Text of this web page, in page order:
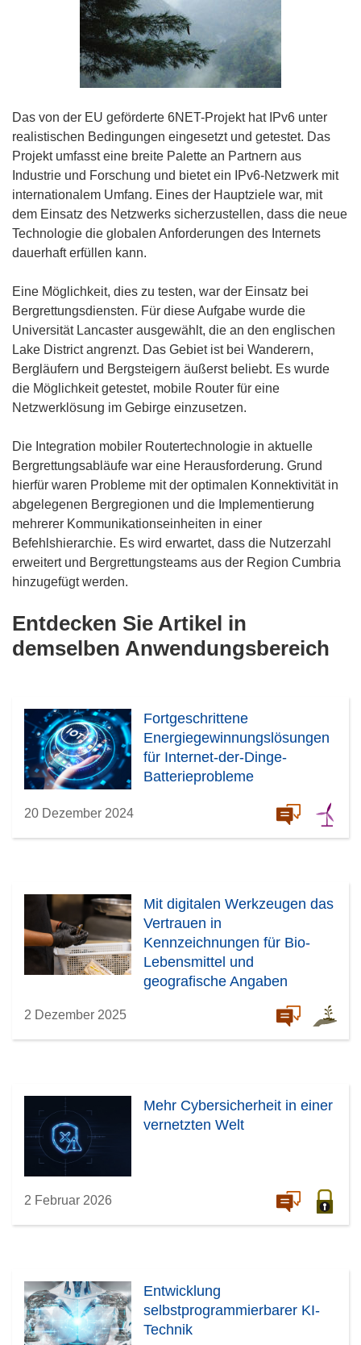
Das von der EU geförderte 6NET-Projekt hat IPv6 unter
realistischen Bedingungen eingesetzt und getestet. Das
Projekt umfasst eine breite Palette an Partnern aus
Industrie und Forschung und bietet ein IPv6-Netzwerk mit
internationalem Umfang. Eines der Hauptziele war, mit
dem Einsatz des Netzwerks sicherzustellen, dass die neue
Technologie die globalen Anforderungen des Internets
dauerhaft erfüllen kann.
Eine Möglichkeit, dies zu testen, war der Einsatz bei
Bergrettungsdiensten. Für diese Aufgabe wurde die
Universität Lancaster ausgewählt, die an den englischen
Lake District angrenzt. Das Gebiet ist bei Wanderern,
Bergläufern und Bergsteigern äußerst beliebt. Es wurde
die Möglichkeit getestet, mobile Router für eine
Netzwerklösung im Gebirge einzusetzen.
Die Integration mobiler Routertechnologie in aktuelle
Bergrettungsabläufe war eine Herausforderung. Grund
hierfür waren Probleme mit der optimalen Konnektivität in
abgelegenen Bergregionen und die Implementierung
mehrerer Kommunikationseinheiten in einer
Befehlshierarchie. Es wird erwartet, dass die Nutzerzahl
erweitert und Bergrettungsteams aus der Region Cumbria
hinzugefügt werden.
Entdecken Sie Artikel in
demselben Anwendungsbereich
Fortgeschrittene
Energiegewinnungslösungen
für Internet-der-Dinge-
Batterieprobleme
20 Dezember 2024
Mit digitalen Werkzeugen das
Vertrauen in
Kennzeichnungen für Bio-
Lebensmittel und
geografische Angaben
2 Dezember 2025
Mehr Cybersicherheit in einer
vernetzten Welt
2 Februar 2026
Entwicklung
selbstprogrammierbarer KI-
Technik